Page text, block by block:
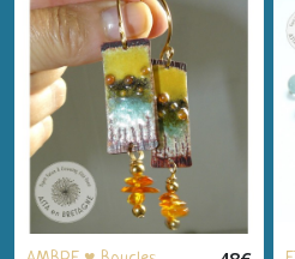
cuivre
brillant, verre
filé, verre de
bohème -
idée cadeau
Fêtes,
anniversaire